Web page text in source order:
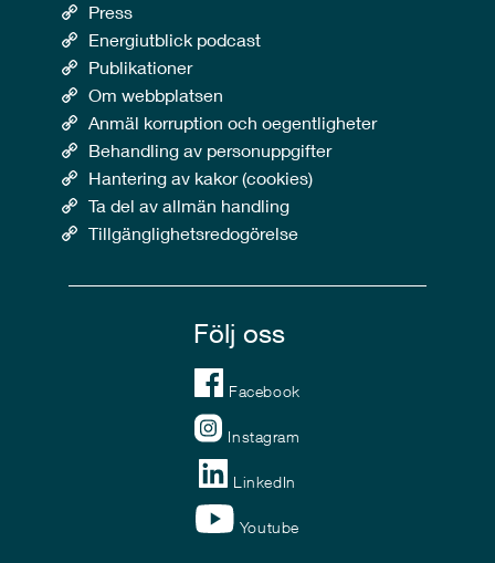
Press
Energiutblick podcast
Publikationer
Om webbplatsen
Anmäl korruption och oegentligheter
Behandling av personuppgifter
Hantering av kakor (cookies)
Ta del av allmän handling
Tillgänglighetsredogörelse
Följ oss
Facebook
Instagram
LinkedIn
Youtube